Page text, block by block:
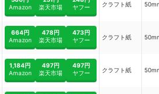
Amazon
楽天市場
ヤフー
クラフト紙
664円
Amazon
478円
楽天市場
473円
ヤフー
クラフト紙
1,184円
Amazon
497円
楽天市場
497円
ヤフー
クラフト紙